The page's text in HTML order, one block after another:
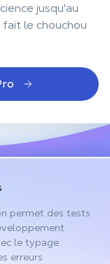
jusqu'au
le chouchou
permet des tests
le typage
erreurs